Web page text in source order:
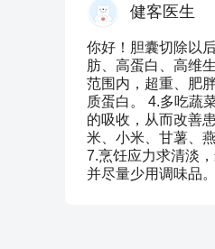
健客医生
你好！胆囊切除以
肪、高蛋白、高维
范围内，超重、肥
质蛋白。 4.多吃蔬
的吸收，从而改善
米、小米、甘薯、
7.烹饪应力求清淡
并尽量少用调味品。